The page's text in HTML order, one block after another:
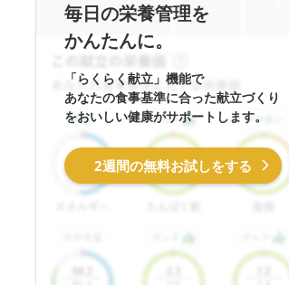
毎日の栄養管理を
かんたんに。
「らくらく献立」機能で
あなたの食事基準に合った献立づくり
をおいしい健康がサポートします。
2週間の無料お試しをする